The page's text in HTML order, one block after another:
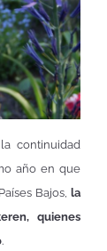
continuidad
año en que
Bajos, la
quienes
.